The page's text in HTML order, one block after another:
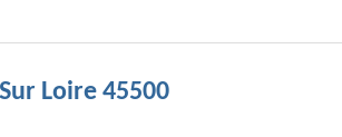
Loire 45500